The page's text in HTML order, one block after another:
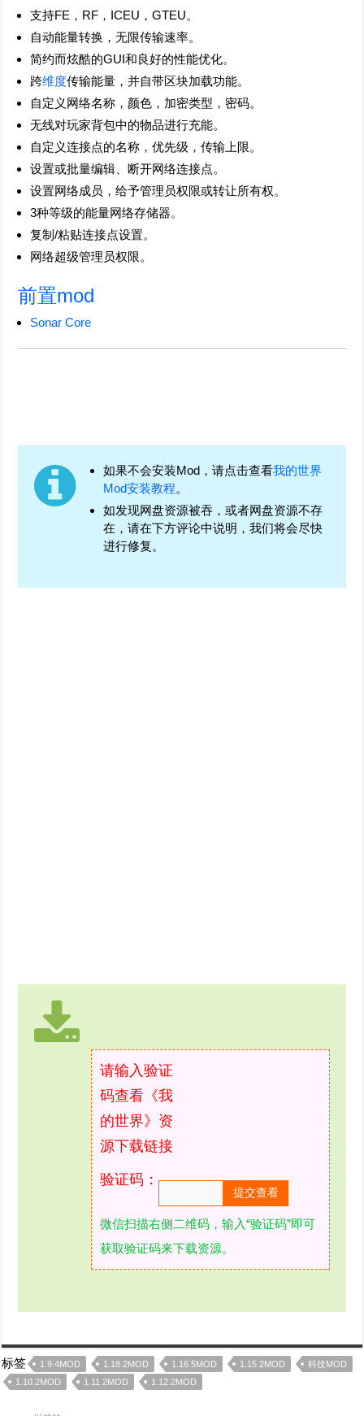
支持FE，RF，ICEU，GTEU。
自动能量转换，无限传输速率。
简约而炫酷的GUI和良好的性能优化。
跨维度传输能量，并自带区块加载功能。
自定义网络名称，颜色，加密类型，密码。
无线对玩家背包中的物品进行充能。
自定义连接点的名称，优先级，传输上限。
设置或批量编辑、断开网络连接点。
设置网络成员，给予管理员权限或转让所有权。
3种等级的能量网络存储器。
复制/粘贴连接点设置。
网络超级管理员权限。
前置mod
Sonar Core
如果不会安装Mod，请点击查看我的世界
Mod安装教程。
如发现网盘资源被吞，或者网盘资源不存
在，请在下方评论中说明，我们将会尽快
进行修复。
请输入验证
码查看《我
的世界》资
源下载链接
验证码：
微信扫描右侧二维码，输入“验证码”即可
获取验证码来下载资源。
标签 1.9.4MOD 1.18.2MOD 1.16.5MOD 1.15.2MOD
科技MOD
1.10.2MOD
1.11.2MOD 1.12.2MOD